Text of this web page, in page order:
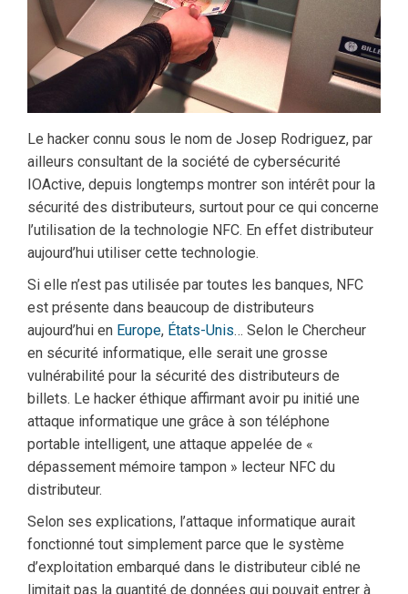
Le hacker connu sous le nom de Josep Rodriguez, par
ailleurs consultant de la société de cybersécurité
IOActive, depuis longtemps montrer son intérêt pour la
sécurité des distributeurs, surtout pour ce qui concerne
l’utilisation de la technologie NFC. En effet distributeur
aujourd’hui utiliser cette technologie.
Si elle n’est pas utilisée par toutes les banques, NFC
est présente dans beaucoup de distributeurs
aujourd’hui en Europe, États-Unis… Selon le Chercheur
en sécurité informatique, elle serait une grosse
vulnérabilité pour la sécurité des distributeurs de
billets. Le hacker éthique affirmant avoir pu initié une
attaque informatique une grâce à son téléphone
portable intelligent, une attaque appelée de «
dépassement mémoire tampon » lecteur NFC du
distributeur.
Selon ses explications, l’attaque informatique aurait
fonctionné tout simplement parce que le système
d’exploitation embarqué dans le distributeur ciblé ne
limitait pas la quantité de données qui pouvait entrer à